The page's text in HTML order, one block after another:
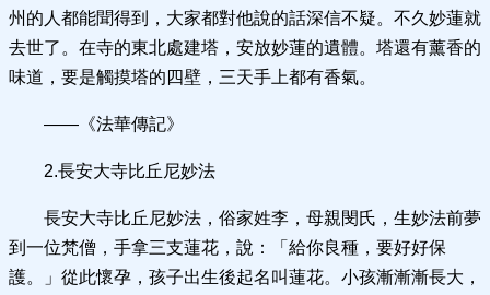
州的人都能聞得到，大家都對他說的話深信不疑。不久妙蓮就
去世了。在寺的東北處建塔，安放妙蓮的遺體。塔還有薰香的
味道，要是觸摸塔的四壁，三天手上都有香氣。
——《法華傳記》
2.長安大寺比丘尼妙法
長安大寺比丘尼妙法，俗家姓李，母親閔氏，生妙法前夢
到一位梵僧，手拿三支蓮花，說：「給你良種，要好好保
護。」從此懷孕，孩子出生後起名叫蓮花。小孩漸漸漸長大，